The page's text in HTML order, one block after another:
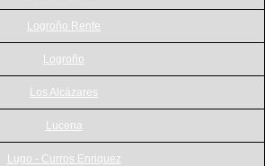
Logroño Renfe
Logroño
Los Alcázares
Lucena
Lugo - Curros Enriquez